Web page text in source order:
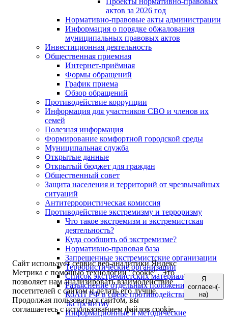
актов за 2026 год
Нормативно-правовые акты администрации
Информация о порядке обжалования
муниципальных правовых актов
Инвестиционная деятельность
Общественная приемная
Интернет-приёмная
Формы обращений
График приема
Обзор обращений
Противодействие коррупции
Информация для участников СВО и членов их
семей
Полезная информация
Формирование комфортной городской среды
Муниципальная служба
Открытые данные
Открытый бюджет для граждан
Общественный совет
Защита населения и территорий от чрезвычайных
ситуаций
Антитеррористическая комиссия
Противодействие экстремизму и терроризму
Что такое экстремизм и экстремистская
деятельность?
Куда сообщить об экстремизме?
Нормативно-правовая база
Запрещенные экстремистские организации
Террористические организации
Список экстремистских материалов
Разъяснение отдельных положений УК РФ и
КоАП РФ в сфере противодействия
экстремизму
Информационные и методические
Сайт использует сервис веб-аналитики Яндекс
Метрика с помощью технологии "cookie". Это
позволяет нам анализировать взаимодействие
посетителей с сайтом и делать его лучше.
Продолжая пользоваться сайтом, вы
соглашаетесь с использованием файлов cookie.
Я
согласен(-
на)